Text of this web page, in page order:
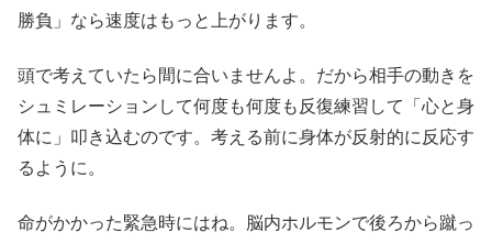
勝負」なら速度はもっと上がります。
頭で考えていたら間に合いませんよ。だから相手の動きを
シュミレーションして何度も何度も反復練習して「心と身
体に」叩き込むのです。考える前に身体が反射的に反応す
るように。
命がかかった緊急時にはね。脳内ホルモンで後ろから蹴っ